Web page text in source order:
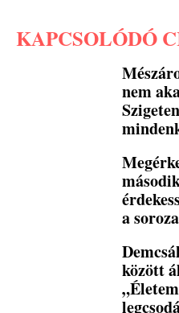
KAPCSOLÓDÓ
nem
a
között